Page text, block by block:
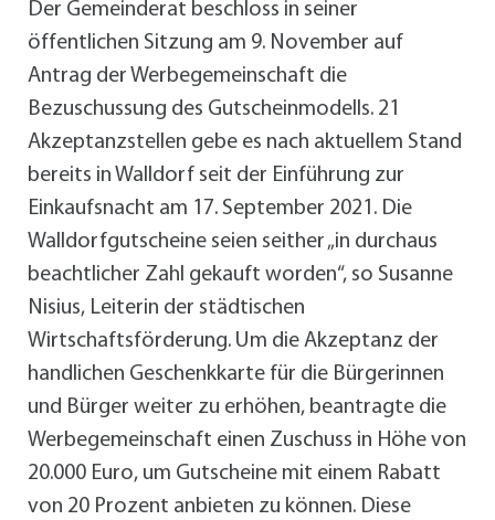
Der Gemeinderat beschloss in seiner
öffentlichen Sitzung am 9. November auf
Antrag der Werbegemeinschaft die
Bezuschussung des Gutscheinmodells. 21
Akzeptanzstellen gebe es nach aktuellem Stand
bereits in Walldorf seit der Einführung zur
Einkaufsnacht am 17. September 2021. Die
Walldorfgutscheine seien seither „in durchaus
beachtlicher Zahl gekauft worden“, so Susanne
Nisius, Leiterin der städtischen
Wirtschaftsförderung. Um die Akzeptanz der
handlichen Geschenkkarte für die Bürgerinnen
und Bürger weiter zu erhöhen, beantragte die
Werbegemeinschaft einen Zuschuss in Höhe von
20.000 Euro, um Gutscheine mit einem Rabatt
von 20 Prozent anbieten zu können. Diese